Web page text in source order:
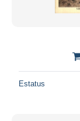
Estatus